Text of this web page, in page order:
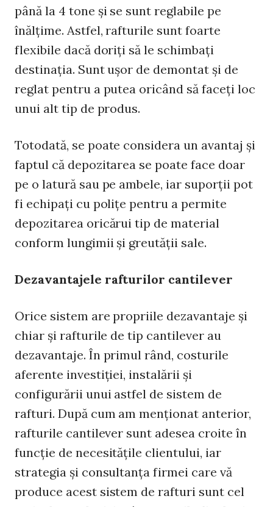
până la 4 tone și se sunt reglabile pe
înălțime. Astfel, rafturile sunt foarte
flexibile dacă doriți să le schimbați
destinația. Sunt ușor de demontat și de
reglat pentru a putea oricând să faceți loc
unui alt tip de produs.
Totodată, se poate considera un avantaj și
faptul că depozitarea se poate face doar
pe o latură sau pe ambele, iar suporții pot
fi echipați cu polițe pentru a permite
depozitarea oricărui tip de material
conform lungimii și greutății sale.
Dezavantajele rafturilor cantilever
Orice sistem are propriile dezavantaje și
chiar și rafturile de tip cantilever au
dezavantaje. În primul rând, costurile
aferente investiției, instalării și
configurării unui astfel de sistem de
rafturi. După cum am menționat anterior,
rafturile cantilever sunt adesea croite în
funcție de necesitățile clientului, iar
strategia și consultanța firmei care vă
produce acest sistem de rafturi sunt cel